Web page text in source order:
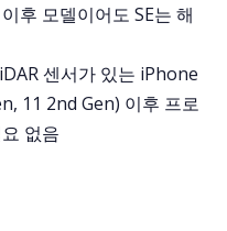
후 모델이어도 SE는 해
센서가 있는 iPhone
11 2nd Gen) 이후 프로
없음